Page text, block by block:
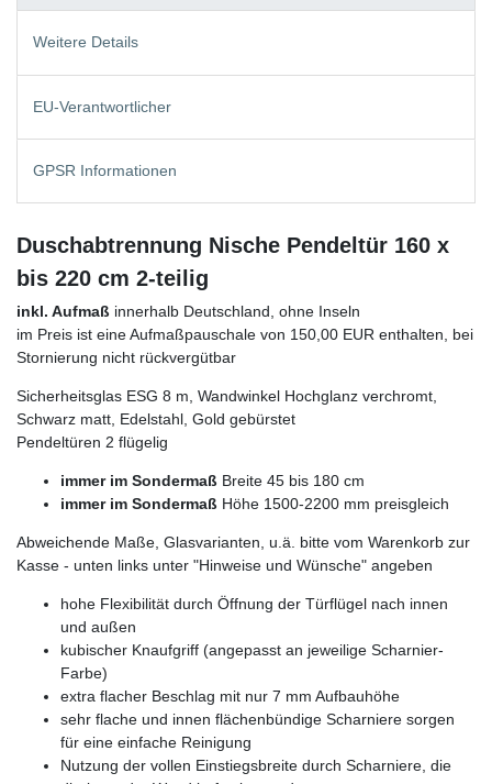
Weitere Details
EU-Verantwortlicher
GPSR Informationen
Duschabtrennung Nische Pendeltür 160 x
bis 220 cm 2-teilig
inkl. Aufmaß innerhalb Deutschland, ohne Inseln
im Preis ist eine Aufmaßpauschale von 150,00 EUR enthalten, bei
Stornierung nicht rückvergütbar
Sicherheitsglas ESG 8 m, Wandwinkel Hochglanz verchromt,
Schwarz matt, Edelstahl, Gold gebürstet
Pendeltüren 2 flügelig
immer im Sondermaß Breite 45 bis 180 cm
immer im Sondermaß Höhe 1500-2200 mm preisgleich
Abweichende Maße, Glasvarianten, u.ä. bitte vom Warenkorb zur
Kasse - unten links unter "Hinweise und Wünsche" angeben
hohe Flexibilität durch Öffnung der Türflügel nach innen
und außen
kubischer Knaufgriff (angepasst an jeweilige Scharnier-
Farbe)
extra flacher Beschlag mit nur 7 mm Aufbauhöhe
sehr flache und innen flächenbündige Scharniere sorgen
für eine einfache Reinigung
Nutzung der vollen Einstiegsbreite durch Scharniere, die